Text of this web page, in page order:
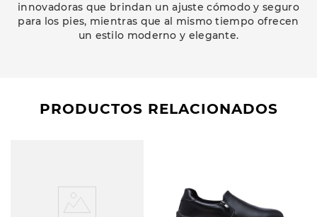
innovadoras que brindan un ajuste cómodo y seguro
para los pies, mientras que al mismo tiempo ofrecen
un estilo moderno y elegante.
PRODUCTOS RELACIONADOS